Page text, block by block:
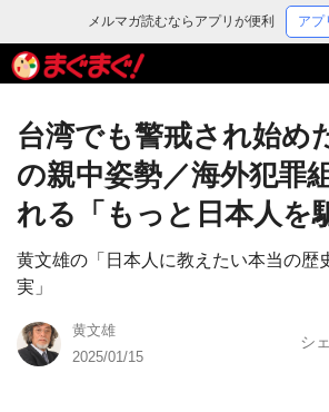
メルマガ読むならアプリが便利 アプ
台湾でも警戒され始め
の親中姿勢／海外犯罪
れる「もっと日本人を
黄文雄の「日本人に教えたい本当の歴
実」
黄文雄
2025/01/15
シ